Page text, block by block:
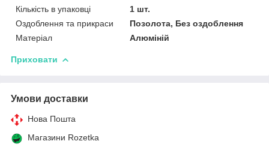
Кількість в упаковці
1 шт.
Оздоблення та прикраси
Позолота, Без оздоблення
Матеріал
Алюміній
Приховати
Умови доставки
Нова Пошта
Магазини Rozetka